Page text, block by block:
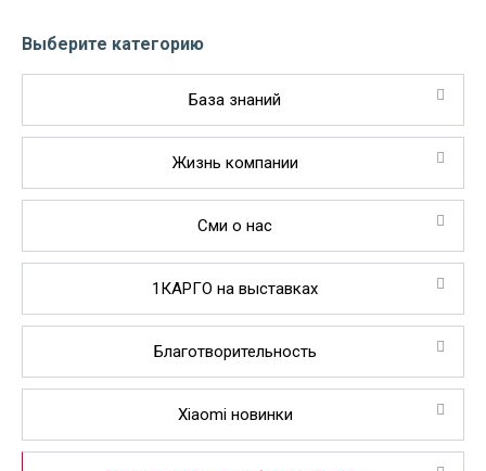
Выберите категорию
База знаний
Жизнь компании
Сми о нас
1КАРГО на выставках
Благотворительность
Xiaomi новинки